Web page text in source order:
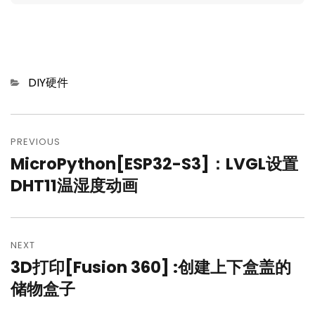
Categories
DIY硬件
章
导
航
PREVIOUS
Previous
post:
MicroPython[ESP32-S3]：LVGL设置
DHT11温湿度动画
NEXT
Next
post:
3D打印[Fusion 360] :创建上下盒盖的
储物盒子